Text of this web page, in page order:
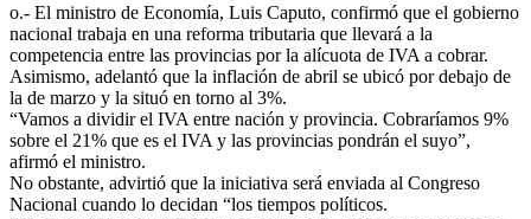
o.- El ministro de Economía, Luis Caputo, confirmó que el gobierno
nacional trabaja en una reforma tributaria que llevará a la
competencia entre las provincias por la alícuota de IVA a cobrar.
Asimismo, adelantó que la inflación de abril se ubicó por debajo de
la de marzo y la situó en torno al 3%.
“Vamos a dividir el IVA entre nación y provincia. Cobraríamos 9%
sobre el 21% que es el IVA y las provincias pondrán el suyo”,
afirmó el ministro.
No obstante, advirtió que la iniciativa será enviada al Congreso
Nacional cuando lo decidan “los tiempos políticos.